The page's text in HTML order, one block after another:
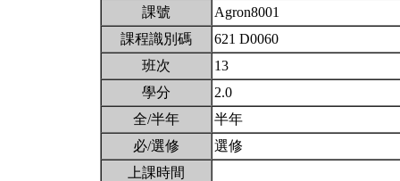
課號
Agron8001
課程識別碼
621 D0060
班次
13
學分
2.0
全/半年
半年
必/選修
選修
上課時間